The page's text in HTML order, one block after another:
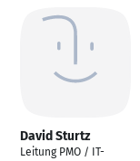
David Sturtz
Leitung PMO / IT-